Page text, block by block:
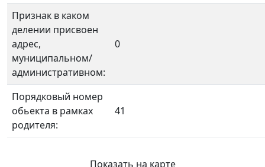
Признак в каком
делении присвоен
адрес,
муниципальном/
административном:
0
Порядковый номер
обьекта в рамках
родителя:
41
Показать на карте